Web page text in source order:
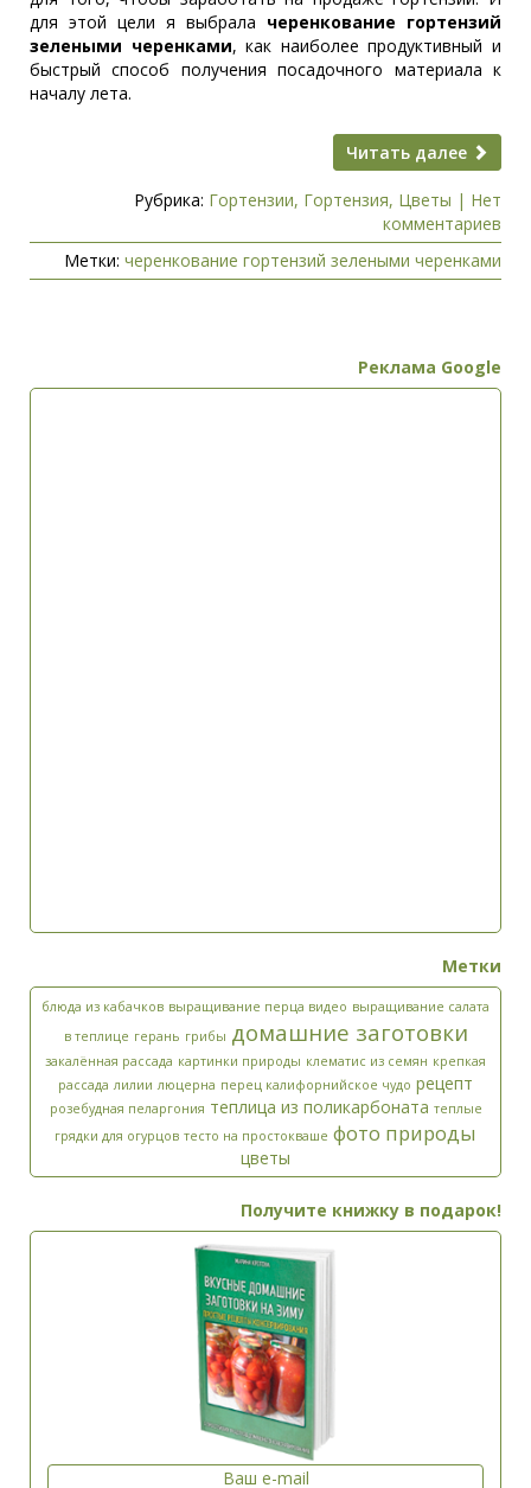
для этой цели я выбрала черенкование гортензий
зелеными черенками, как наиболее продуктивный и
быстрый способ получения посадочного материала к
началу лета.
Читать далее
Рубрика: Гортензии, Гортензия, Цветы | Нет
комментариев
Метки: черенкование гортензий зелеными черенками
Реклама Google
Метки
блюда из кабачков выращивание перца видео выращивание салата
в теплице герань грибы домашние заготовки
закалённая рассада картинки природы клематис из семян крепкая
рассада лилии люцерна перец калифорнийское чудо рецепт
розебудная пеларгония теплица из поликарбоната теплые
грядки для огурцов тесто на простокваше фото природы
цветы
Получите книжку в подарок!